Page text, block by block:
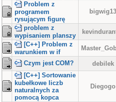
Problem z
programem
rysującym figurę
bigwig13
problem z
wypisaniem planszy
[C++] Problem z
warunkiem w if
Czym jest COM? debilek
[C++] Sortowanie
kubełkowe liczb
naturalnych za
pomocą kopca
Diegogo